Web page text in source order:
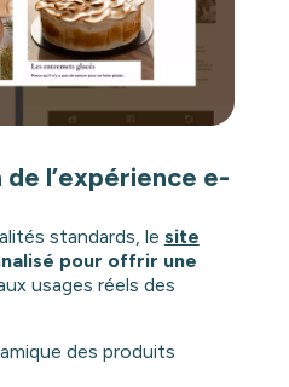
l’expérience e-
standards, le site
pour offrir une
usages réels des
des produits